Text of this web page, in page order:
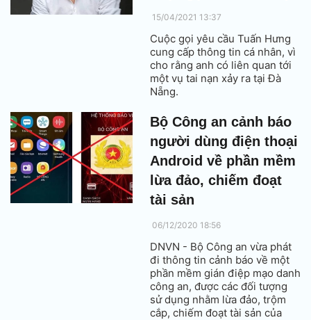
15/04/2021 13:37
Cuộc gọi yêu cầu Tuấn Hưng
cung cấp thông tin cá nhân, vì
cho rằng anh có liên quan tới
một vụ tai nạn xảy ra tại Đà
Nẵng.
Bộ Công an cảnh báo
người dùng điện thoại
Android về phần mềm
lừa đảo, chiếm đoạt
tài sản
06/12/2020 18:56
DNVN - Bộ Công an vừa phát
đi thông tin cảnh báo về một
phần mềm gián điệp mạo danh
công an, được các đối tượng
sử dụng nhằm lừa đảo, trộm
cắp, chiếm đoạt tài sản của